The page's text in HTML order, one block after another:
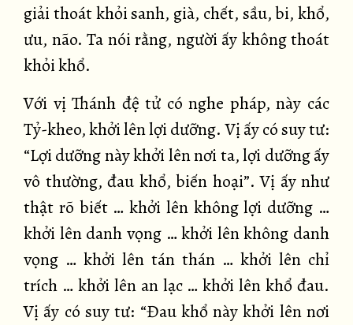
giải thoát khỏi sanh, già, chết, sầu, bi, khổ,
ưu, não. Ta nói rằng, người ấy không thoát
khỏi khổ.
Với vị Thánh đệ tử có nghe pháp, này các
Tỷ-kheo, khởi lên lợi dưỡng. Vị ấy có suy tư:
“Lợi dưỡng này khởi lên nơi ta, lợi dưỡng ấy
vô thường, đau khổ, biến hoại”. Vị ấy như
thật rõ biết … khởi lên không lợi dưỡng …
khởi lên danh vọng … khởi lên không danh
vọng … khởi lên tán thán … khởi lên chỉ
trích … khởi lên an lạc … khởi lên khổ đau.
Vị ấy có suy tư: “Đau khổ này khởi lên nơi